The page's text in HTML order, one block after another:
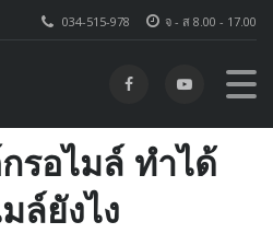
จ - ส 8.00 - 17.00
034-515-978
รอไมล์ ทำได้
ล์ยังไง